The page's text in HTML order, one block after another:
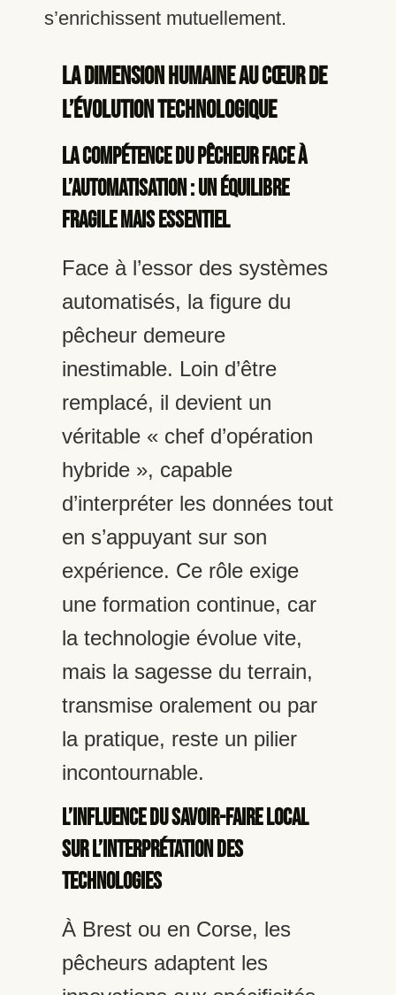
s’enrichissent mutuellement.
La Dimension Humaine au Cœur de
l’Évolution Technologique
La compétence du pêcheur face à
l’automatisation : un équilibre
fragile mais essentiel
Face à l’essor des systèmes
automatisés, la figure du
pêcheur demeure
inestimable. Loin d’être
remplacé, il devient un
véritable « chef d’opération
hybride », capable
d’interpréter les données tout
en s’appuyant sur son
expérience. Ce rôle exige
une formation continue, car
la technologie évolue vite,
mais la sagesse du terrain,
transmise oralement ou par
la pratique, reste un pilier
incontournable.
L’influence du savoir-faire local
sur l’interprétation des
technologies
À Brest ou en Corse, les
pêcheurs adaptent les